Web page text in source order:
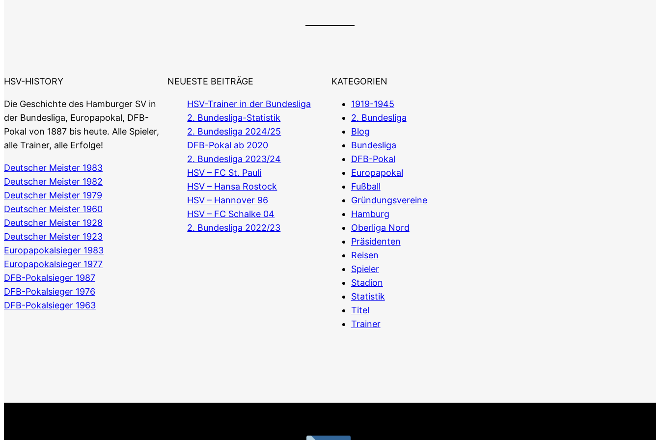
HSV-HISTORY
Die Geschichte des Hamburger SV in
der Bundesliga, Europapokal, DFB-
Pokal von 1887 bis heute. Alle Spieler,
alle Trainer, alle Erfolge!
Deutscher Meister 1983
Deutscher Meister 1982
Deutscher Meister 1979
Deutscher Meister 1960
Deutscher Meister 1928
Deutscher Meister 1923
Europapokalsieger 1983
Europapokalsieger 1977
DFB-Pokalsieger 1987
DFB-Pokalsieger 1976
DFB-Pokalsieger 1963
NEUESTE BEITRÄGE
HSV-Trainer in der Bundesliga
2. Bundesliga-Statistik
2. Bundesliga 2024/25
DFB-Pokal ab 2020
2. Bundesliga 2023/24
HSV – FC St. Pauli
HSV – Hansa Rostock
HSV – Hannover 96
HSV – FC Schalke 04
2. Bundesliga 2022/23
KATEGORIEN
1919-1945
2. Bundesliga
Blog
Bundesliga
DFB-Pokal
Europapokal
Fußball
Gründungsvereine
Hamburg
Oberliga Nord
Präsidenten
Reisen
Spieler
Stadion
Statistik
Titel
Trainer